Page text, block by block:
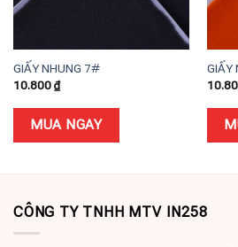
GIẤY NHUNG 7#
10.800₫
MUA NGAY
GIẤY
CÔNG TY TNHH MTV IN258